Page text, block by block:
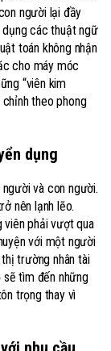
người lại đầy
các thuật ngữ
toán không nhận
cho máy móc
“viên kim
theo phong
dụng
và con người.
nên lạnh lẽo.
viên phải vượt qua
với một người
trường nhân tài
sẽ tìm đến những
trọng thay vì